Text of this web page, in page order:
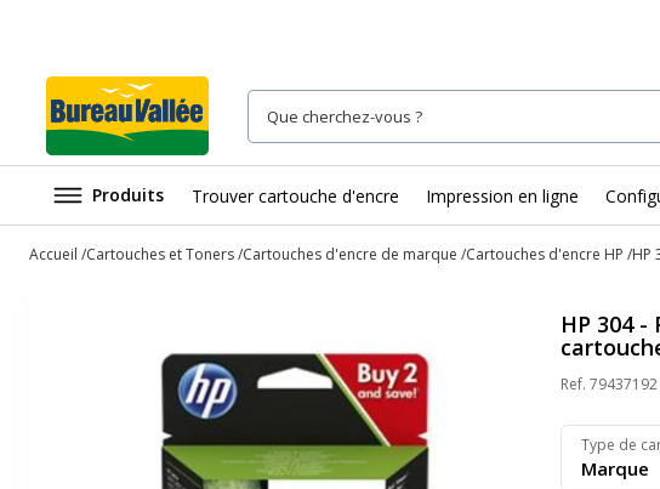
Produits Trouver cartouche d'encre Impression en ligne
Accueil Cartouches et Toners Cartouches d'encre de marque Cartouches d'encre HP HP
HP 304
Ref. 79437192
Type de
Marque